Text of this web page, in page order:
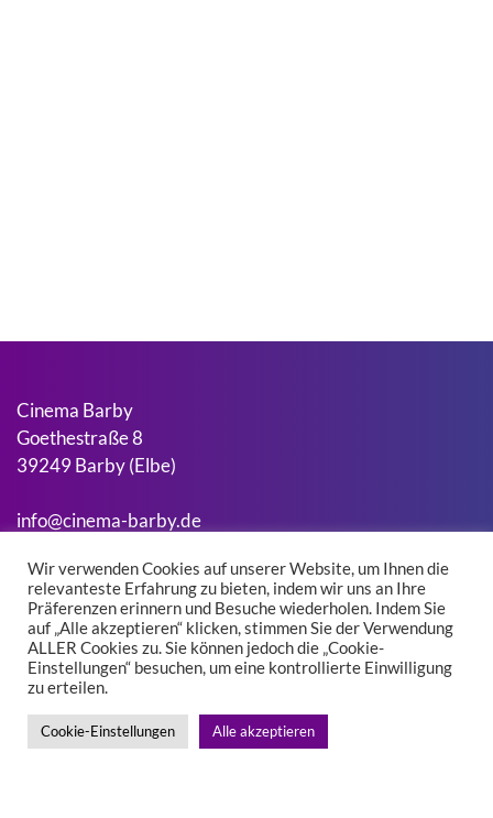
Cinema Barby
Goethestraße 8
39249 Barby (Elbe)
info@cinema-barby.de
Suchen
Suchen
Impressum
Wir verwenden Cookies auf unserer Website, um Ihnen die
relevanteste Erfahrung zu bieten, indem wir uns an Ihre
Präferenzen erinnern und Besuche wiederholen. Indem Sie
auf „Alle akzeptieren“ klicken, stimmen Sie der Verwendung
ALLER Cookies zu. Sie können jedoch die „Cookie-
Einstellungen“ besuchen, um eine kontrollierte Einwilligung
zu erteilen.
Cookie-Einstellungen Alle akzeptieren